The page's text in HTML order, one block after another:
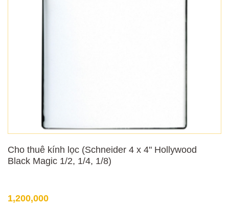
Cho thuê kính lọc (Schneider 4 x 4" Hollywood
Black Magic 1/2, 1/4, 1/8)
1,200,000